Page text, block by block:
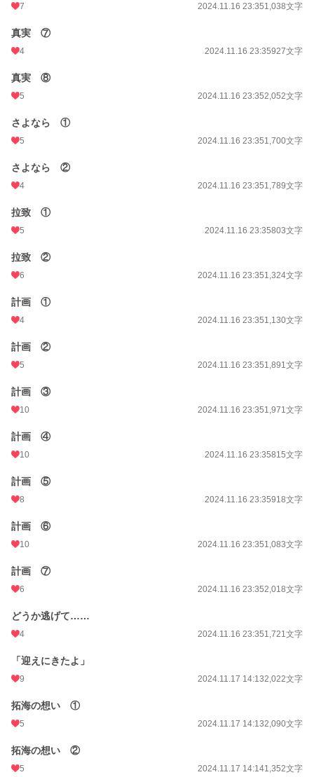
7 2024.11.16 23:351,038文字
真実 ⑦
4 2024.11.16 23:35927文字
真実 ⑧
5 2024.11.16 23:352,052文字
さよなら ①
5 2024.11.16 23:351,700文字
さよなら ②
4 2024.11.16 23:351,789文字
拉致 ①
5 2024.11.16 23:35803文字
拉致 ②
6 2024.11.16 23:351,324文字
計画 ①
4 2024.11.16 23:351,130文字
計画 ②
5 2024.11.16 23:351,891文字
計画 ③
10 2024.11.16 23:351,971文字
計画 ④
10 2024.11.16 23:35815文字
計画 ⑤
8 2024.11.16 23:35918文字
計画 ⑥
10 2024.11.16 23:351,083文字
計画 ⑦
6 2024.11.16 23:352,018文字
どうか逃げて……
4 2024.11.16 23:351,721文字
「迎えにきたよ」
9 2024.11.17 14:132,022文字
拓海の想い ①
5 2024.11.17 14:132,090文字
拓海の想い ②
5 2024.11.17 14:141,352文字